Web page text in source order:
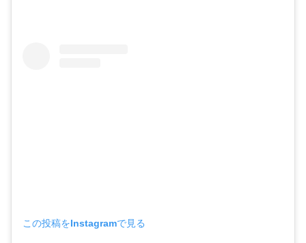
この投稿をInstagramで見る